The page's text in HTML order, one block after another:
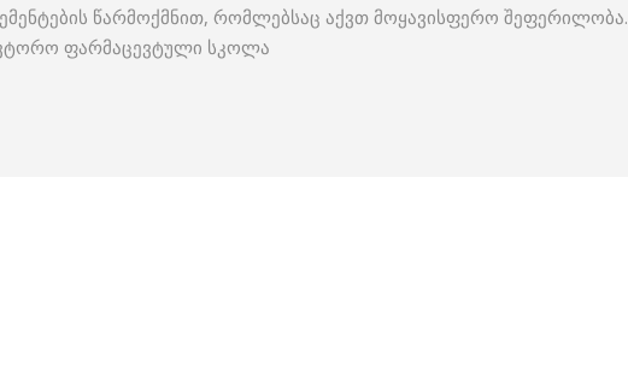
წარმოქმნით, რომლებსაც აქვთ მოყავისფერო შეფერილობა.
ფარმაცევტული სკოლა